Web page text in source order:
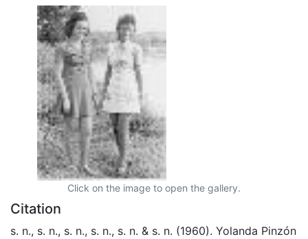
Click on the image to open the gallery.
Citation
s. n., s. n., s. n., s. n., s. n. & s. n. (1960). Yolanda Pinzón